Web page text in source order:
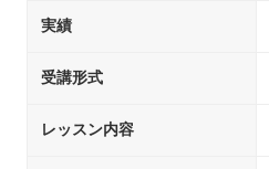
実績
受講形式
レッスン内容